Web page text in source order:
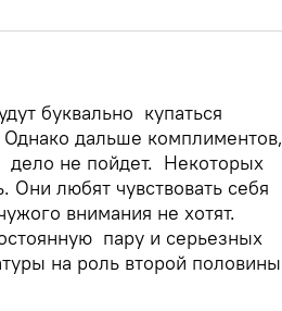
буквально купаться
дальше комплиментов,
дело не пойдет. Некоторых
Они любят чувствовать себя
внимания не хотят.
пару и серьезных
на роль второй половины